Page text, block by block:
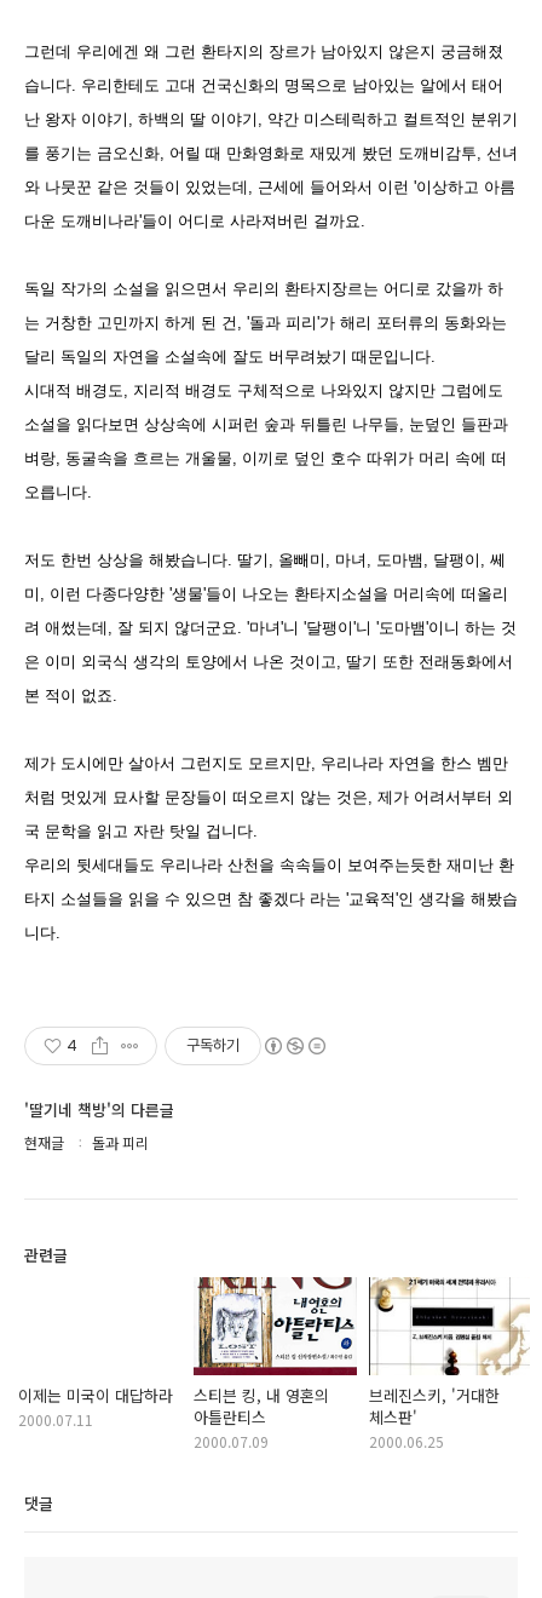
그런데 우리에겐 왜 그런 환타지의 장르가 남아있지 않은지 궁금해졌
습니다. 우리한테도 고대 건국신화의 명목으로 남아있는 알에서 태어
난 왕자 이야기, 하백의 딸 이야기, 약간 미스테릭하고 컬트적인 분위기
를 풍기는 금오신화, 어릴 때 만화영화로 재밌게 봤던 도깨비감투, 선녀
와 나뭇꾼 같은 것들이 있었는데, 근세에 들어와서 이런 '이상하고 아름
다운 도깨비나라'들이 어디로 사라져버린 걸까요.
독일 작가의 소설을 읽으면서 우리의 환타지장르는 어디로 갔을까 하
는 거창한 고민까지 하게 된 건, '돌과 피리'가 해리 포터류의 동화와는
달리 독일의 자연을 소설속에 잘도 버무려놨기 때문입니다.
시대적 배경도, 지리적 배경도 구체적으로 나와있지 않지만 그럼에도
소설을 읽다보면 상상속에 시퍼런 숲과 뒤틀린 나무들, 눈덮인 들판과
벼랑, 동굴속을 흐르는 개울물, 이끼로 덮인 호수 따위가 머리 속에 떠
오릅니다.
저도 한번 상상을 해봤습니다. 딸기, 올빼미, 마녀, 도마뱀, 달팽이, 쎄
미, 이런 다종다양한 '생물'들이 나오는 환타지소설을 머리속에 떠올리
려 애썼는데, 잘 되지 않더군요. '마녀'니 '달팽이'니 '도마뱀'이니 하는 것
은 이미 외국식 생각의 토양에서 나온 것이고, 딸기 또한 전래동화에서
본 적이 없죠.
제가 도시에만 살아서 그런지도 모르지만, 우리나라 자연을 한스 벰만
처럼 멋있게 묘사할 문장들이 떠오르지 않는 것은, 제가 어려서부터 외
국 문학을 읽고 자란 탓일 겁니다.
우리의 뒷세대들도 우리나라 산천을 속속들이 보여주는듯한 재미난 환
타지 소설들을 읽을 수 있으면 참 좋겠다 라는 '교육적'인 생각을 해봤습
니다.
4 구독하기
'딸기네 책방'의 다른글
현재글 돌과 피리
관련글
이제는 미국이 대답하라
2000.07.11
스티븐 킹, 내 영혼의
아틀란티스
2000.07.09
브레진스키, '거대한
체스판'
2000.06.25
댓글